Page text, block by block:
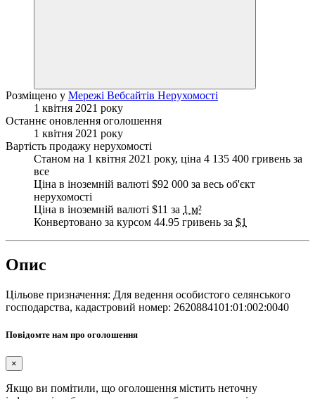
Розміщено у Мережі Вебсайтів Нерухомості
1 квітня 2021 року
Останнє оновлення оголошення
1 квітня 2021 року
Вартість продажу нерухомості
Станом на 1 квітня 2021 року, ціна 4 135 400 гривень за
все
Ціна в іноземній валюті $92 000 за весь об'єкт
нерухомості
Ціна в іноземній валюті $11 за 1 м²
Конвертовано за курсом 44.95 гривень за $1
Опис
Цільове призначення: Для ведення особистого селянського
господарства, кадастровий номер: 2620884101:01:002:0040
Повідомте нам про оголошення
×
Якщо ви помітили, що оголошення містить неточну